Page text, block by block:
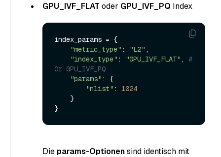
GPU_IVF_FLAT oder GPU_IVF_PQ Index
index_params = {
"metric_type" : "L2" ,
"index_type" : "GPU_IVF_FLAT" , #
Or GPU_IVF_PQ
"params" : {
"nlist" : 1024
Die params-Optionensind identisch mit